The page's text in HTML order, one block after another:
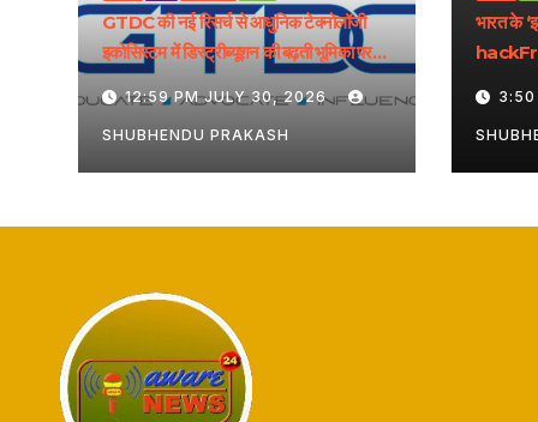
GTDC की नई रिसर्च से आधुनिक टेक्नोलॉजी
इकोसिस्टम में डिस्ट्रीब्यूशन की बढ़ती भूमिका पर
रोशनी पड़ी
12:59 PM JULY 30, 2026
SHUBHENDU PRAKASH
भारत के
3:50